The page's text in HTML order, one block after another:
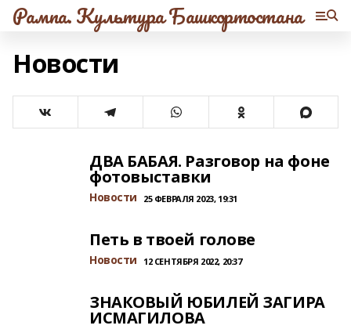
Рампа. Культура Башкортостана
Новости
ДВА БАБАЯ. Разговор на фоне
фотовыставки
Новости 25 ФЕВРАЛЯ 2023, 19:31
Петь в твоей голове
Новости 12 СЕНТЯБРЯ 2022, 20:37
ЗНАКОВЫЙ ЮБИЛЕЙ ЗАГИРА
ИСМАГИЛОВА